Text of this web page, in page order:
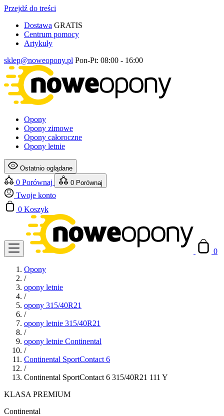
Przejdź do treści
Dostawa GRATIS
Centrum pomocy
Artykuły
sklep@noweopony.pl Pon-Pt: 08:00 - 16:00
Opony
Opony zimowe
Opony całoroczne
Opony letnie
Ostatnio oglądane
0 Porównaj 0 Porównaj
Twoje konto
0 Koszyk
0
Opony
/
opony letnie
/
opony 315/40R21
/
opony letnie 315/40R21
/
opony letnie Continental
/
Continental SportContact 6
/
Continental SportContact 6 315/40R21 111 Y
KLASA PREMIUM
Continental